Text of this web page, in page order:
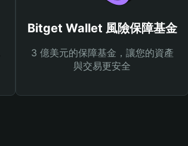
Bitget Wallet 風險保障基金
3 億美元的保障基金，讓您的資產
與交易更安全